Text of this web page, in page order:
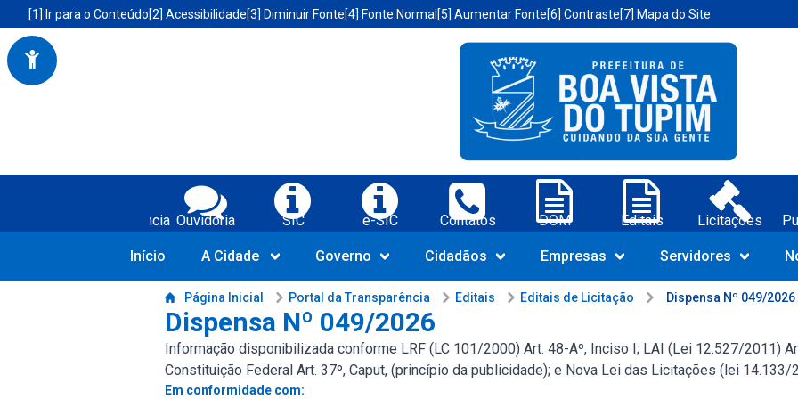
Portal da Prefeitura Municipal de Boa Vista do Tupim-BA
Acessibilidade da Prefeitura de Boa Vista do Tupim-BA
[1] Ir para o Conteúdo[2] Acessibilidade[3] Diminuir Fonte[4] Fonte Normal [5] Aumentar Fonte[6] Contraste[7] Mapa do Site
Serviços da Prefeitura Municipal de Boa Vista do Tupim-BA;
Transparência Ouvidoria SIC e-SIC Contatos DOM Editais Licitações
Navegue pelo portal da
Início A Cidade Governo Cidadãos Empresas Servidores
Conteúdo da Prefeitura de Boa Vista do Tupim-BA
Página Inicial Portal da Transparência Editais Editais de Licitação Dispensa Nº 049/2026
Dispensa Nº 049/2026
Informação disponibilizada conforme LRF (LC 101/2000) Art. 48-Aº, Inciso I; LAI (Lei 12.527/2011)
Constituição Federal Art. 37º, Caput, (princípio da publicidade); e Nova Lei das Licitações (lei 14.133/
Em conformidade com: